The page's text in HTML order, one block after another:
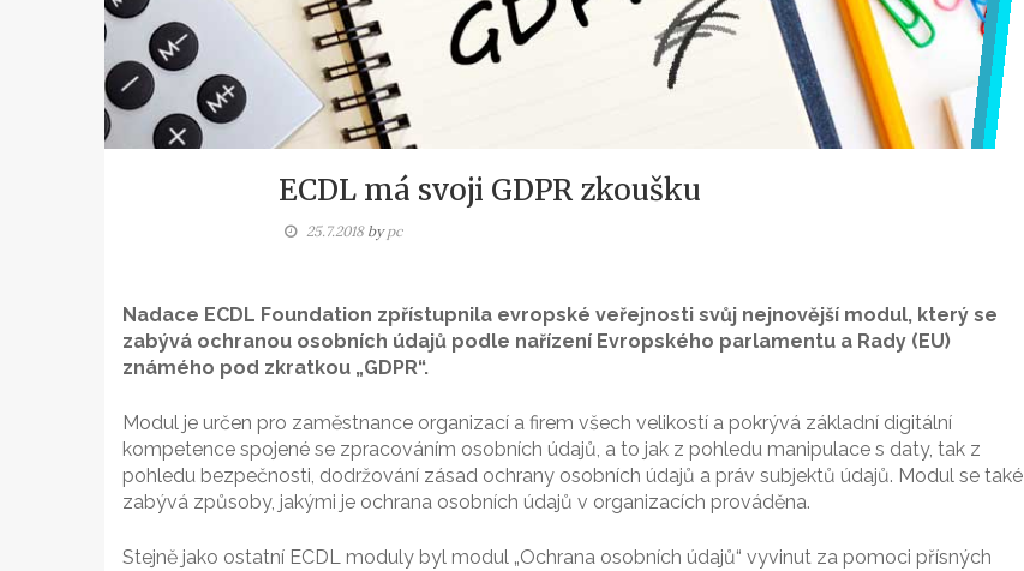
ECDL má svoji GDPR zkoušku
25.7.2018bypc
Nadace ECDL Foundation zpřístupnila evropské veřejnosti svůj nejnovější modul, který se
zabývá ochranou osobních údajů podle nařízení Evropského parlamentu a Rady (EU)
známého pod zkratkou „GDPR“.
Modul je určen pro zaměstnance organizací a firem všech velikostí a pokrývá základní digitální
kompetence spojené se zpracováním osobních údajů, a to jak z pohledu manipulace s daty, tak z
pohledu bezpečnosti, dodržování zásad ochrany osobních údajů a práv subjektů údajů. Modul se také
zabývá způsoby, jakými je ochrana osobních údajů v organizacích prováděna.
Stejně jako ostatní ECDL moduly byl modul „Ochrana osobních údajů“ vyvinut za pomoci přísných